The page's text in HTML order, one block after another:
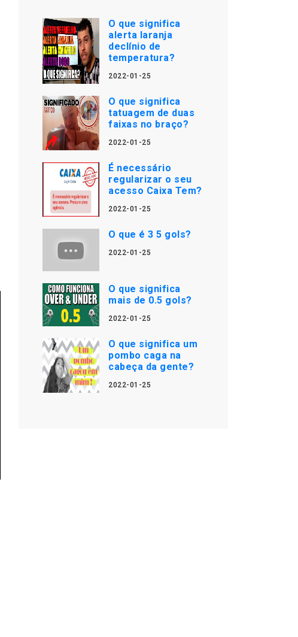
O que significa
alerta laranja
declínio de
temperatura?
2022-01-25
O que significa
tatuagem de duas
faixas no braço?
2022-01-25
É necessário
regularizar o seu
acesso Caixa Tem?
2022-01-25
O que é 3 5 gols?
2022-01-25
O que significa
mais de 0.5 gols?
2022-01-25
O que significa um
pombo caga na
cabeça da gente?
2022-01-25